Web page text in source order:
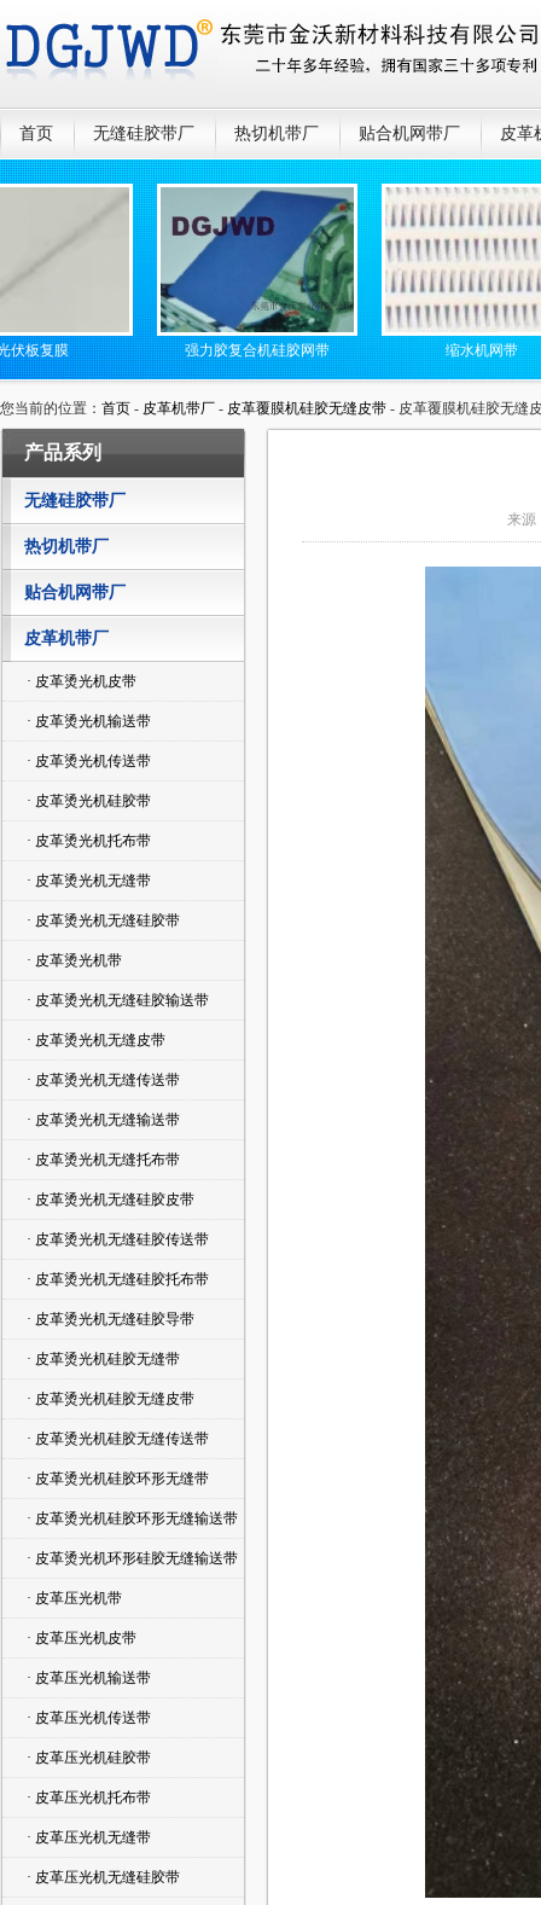
首页 无缝硅胶带厂 热切机带厂 贴合机网带厂 皮革
复膜 强力胶复合机硅胶网带 缩水机网带
您当前的位置： 首页 - 皮革机带厂 - 皮革覆膜机硅胶无缝皮带 - 皮革覆膜机硅胶无缝
产品系列
无缝硅胶带厂
热切机带厂
贴合机网带厂
皮革机带厂
· 皮革烫光机皮带
· 皮革烫光机输送带
· 皮革烫光机传送带
· 皮革烫光机硅胶带
· 皮革烫光机托布带
· 皮革烫光机无缝带
· 皮革烫光机无缝硅胶带
· 皮革烫光机带
· 皮革烫光机无缝硅胶输送带
· 皮革烫光机无缝皮带
· 皮革烫光机无缝传送带
· 皮革烫光机无缝输送带
· 皮革烫光机无缝托布带
· 皮革烫光机无缝硅胶皮带
· 皮革烫光机无缝硅胶传送带
· 皮革烫光机无缝硅胶托布带
· 皮革烫光机无缝硅胶导带
· 皮革烫光机硅胶无缝带
· 皮革烫光机硅胶无缝皮带
· 皮革烫光机硅胶无缝传送带
· 皮革烫光机硅胶环形无缝带
· 皮革烫光机硅胶环形无缝输送带
· 皮革烫光机环形硅胶无缝输送带
· 皮革压光机带
· 皮革压光机皮带
· 皮革压光机输送带
· 皮革压光机传送带
· 皮革压光机硅胶带
· 皮革压光机托布带
· 皮革压光机无缝带
· 皮革压光机无缝硅胶带
来源